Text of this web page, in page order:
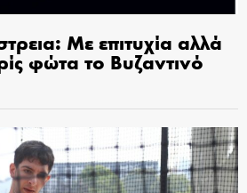
Με επιτυχία αλλά
φώτα το Βυζαντινό